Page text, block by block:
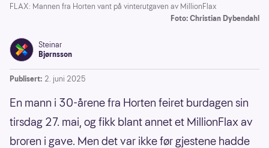
FLAX: Mannen fra Horten vant på vinterutgaven av MillionFlax
Foto: Christian Dybendahl
Steinar
Bjørnsson
Publisert: 2. juni 2025
En mann i 30-årene fra Horten feiret burdagen sin
tirsdag 27. mai, og fikk blant annet et MillionFlax av
broren i gave. Men det var ikke før gjestene hadde